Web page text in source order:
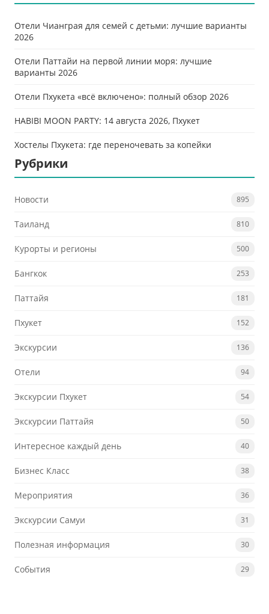
Отели Чианграя для семей с детьми: лучшие варианты
2026
Отели Паттайи на первой линии моря: лучшие
варианты 2026
Отели Пхукета «всё включено»: полный обзор 2026
HABIBI MOON PARTY: 14 августа 2026, Пхукет
Хостелы Пхукета: где переночевать за копейки
Рубрики
Новости 895
Таиланд 810
Курорты и регионы 500
Бангкок 253
Паттайя 181
Пхукет 152
Экскурсии 136
Отели 94
Экскурсии Пхукет 54
Экскурсии Паттайя 50
Интересное каждый день 40
Бизнес Класс 38
Мероприятия 36
Экскурсии Самуи 31
Полезная информация 30
События 29